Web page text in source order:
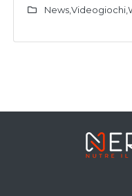
NewsVideogiochi